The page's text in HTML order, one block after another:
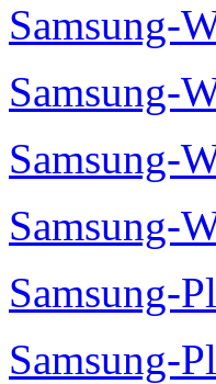
Samsung-
Samsung-
Samsung-
Samsung-
Samsung-
Samsung-